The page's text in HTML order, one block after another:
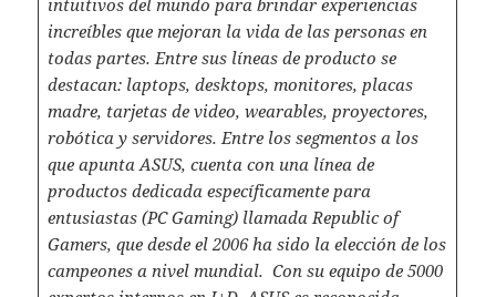
increíbles que mejoran la vida de las personas en
todas partes. Entre sus líneas de producto se
destacan: laptops, desktops, monitores, placas
madre, tarjetas de video, wearables, proyectores,
robótica y servidores. Entre los segmentos a los
que apunta ASUS, cuenta con una línea de
productos dedicada específicamente para
entusiastas (PC Gaming) llamada Republic of
Gamers, que desde el 2006 ha sido la elección de los
campeones a nivel mundial. Con su equipo de 5000